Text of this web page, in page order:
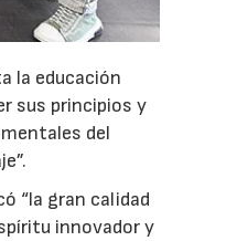
la educación
sus principios y
del
“la gran calidad
innovador y